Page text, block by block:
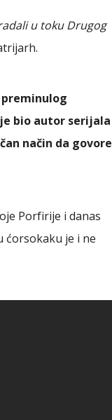
u toku Drugog
preminulog
bio autor serijala
način da govore
Porfirije i danas
ćorsokaku je i ne